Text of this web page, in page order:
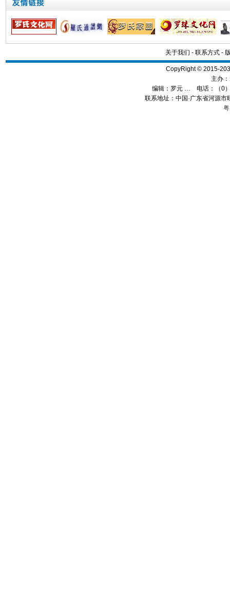
关于我们 - 联系方式-
CopyRight © 2015-
主办：
编辑： 罗元 … 电话：（0
联系地址：中国·广东省河源